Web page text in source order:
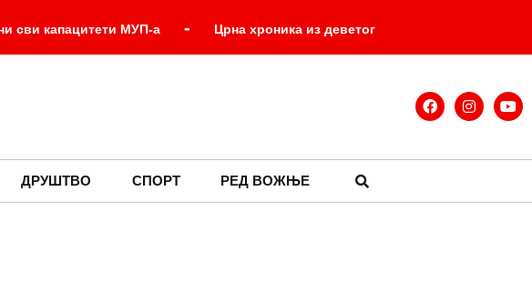
сви капацитети МУП-а - Црна хроника из деветог
су хрватске снаге биле агресор на Србима!
ДРУШТВО СПОРТ РЕД ВОЖЊЕ